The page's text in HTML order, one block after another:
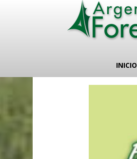
INICIO